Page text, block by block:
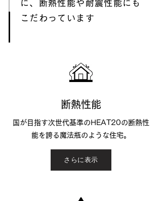
に、断熱性能や耐震性能にも
こだわっています
断熱性能
国が目指す次世代基準のHEAT20の断熱性
能を誇る魔法瓶のような住宅。
さらに表示